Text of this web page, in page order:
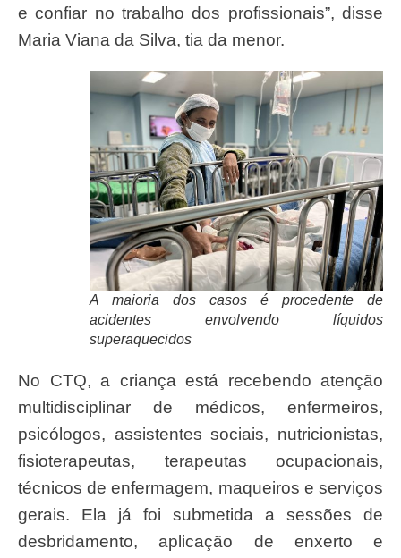
e confiar no trabalho dos profissionais”, disse
Maria Viana da Silva, tia da menor.
A maioria dos casos é procedente de
acidentes envolvendo líquidos
superaquecidos
No CTQ, a criança está recebendo atenção
multidisciplinar de médicos, enfermeiros,
psicólogos, assistentes sociais, nutricionistas,
fisioterapeutas, terapeutas ocupacionais,
técnicos de enfermagem, maqueiros e serviços
gerais. Ela já foi submetida a sessões de
desbridamento, aplicação de enxerto e